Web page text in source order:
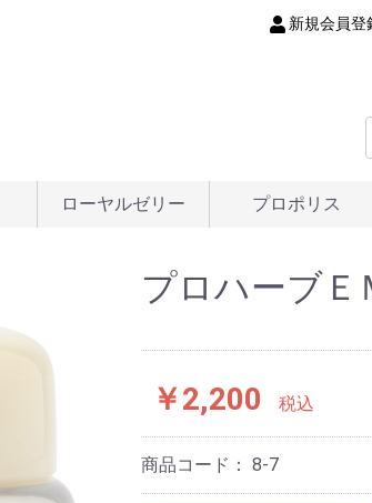
新規会員登
ローヤルゼリー プロポリス
プロハーブＥ
￥2,200 税込
商品コード：8-7